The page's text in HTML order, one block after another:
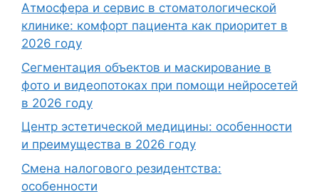
Атмосфера и сервис в стоматологической
клинике: комфорт пациента как приоритет в
2026 году
Сегментация объектов и маскирование в
фото и видеопотоках при помощи нейросетей
в 2026 году
Центр эстетической медицины: особенности
и преимущества в 2026 году
Смена налогового резидентства:
особенности